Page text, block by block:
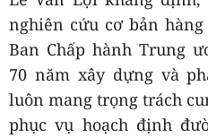
nghiên cứu cơ bản
Ban Chấp hành Trung
70 năm xây dựng và
luôn mang trọng trách
phục vụ hoạch định